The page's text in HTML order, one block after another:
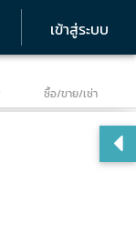
เข้าสู่ระบบ
ซื้อ/ขาย/เช่า
เ